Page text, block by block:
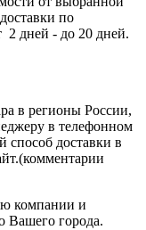
по
2 дней - до 20 дней.
в регионы России,
в телефонном
способ доставки в
компании и
Вашего города.